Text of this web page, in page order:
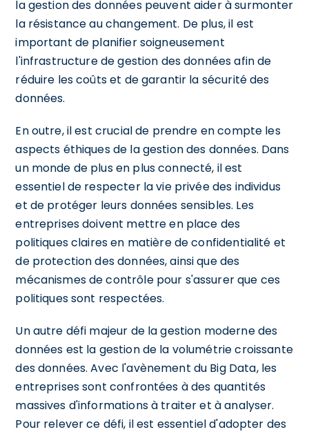
la gestion des données peuvent aider à surmonter
la résistance au changement. De plus, il est
important de planifier soigneusement
l'infrastructure de gestion des données afin de
réduire les coûts et de garantir la sécurité des
données.
En outre, il est crucial de prendre en compte les
aspects éthiques de la gestion des données. Dans
un monde de plus en plus connecté, il est
essentiel de respecter la vie privée des individus
et de protéger leurs données sensibles. Les
entreprises doivent mettre en place des
politiques claires en matière de confidentialité et
de protection des données, ainsi que des
mécanismes de contrôle pour s'assurer que ces
politiques sont respectées.
Un autre défi majeur de la gestion moderne des
données est la gestion de la volumétrie croissante
des données. Avec l'avènement du Big Data, les
entreprises sont confrontées à des quantités
massives d'informations à traiter et à analyser.
Pour relever ce défi, il est essentiel d'adopter des